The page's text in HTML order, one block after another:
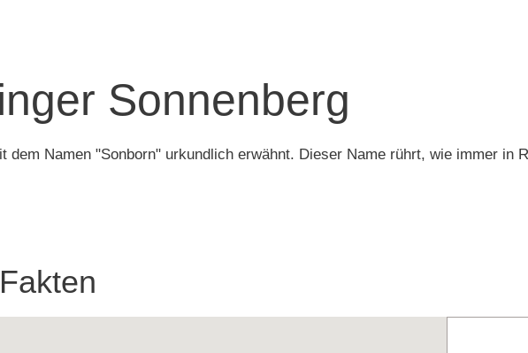
Sonnenberg
dem Namen "Sonborn" urkundlich erwähnt. Dieser Name rührt, wie immer in